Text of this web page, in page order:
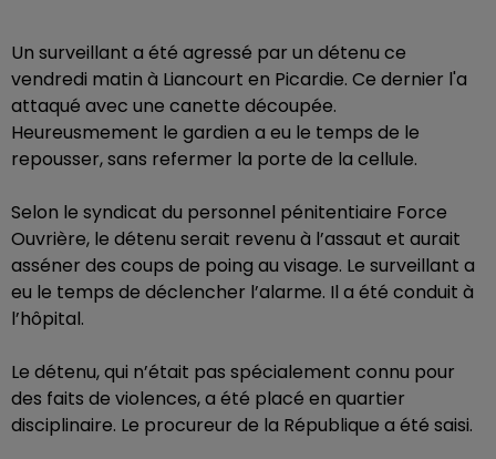
Un surveillant a été agressé par un détenu ce
vendredi matin à Liancourt en Picardie. Ce dernier l'a
attaqué avec une canette découpée.
Heureusmement le gardien a eu le temps de le
repousser, sans refermer la porte de la cellule.
Selon le syndicat du personnel pénitentiaire Force
Ouvrière, le détenu serait revenu à l’assaut et aurait
asséner des coups de poing au visage. Le surveillant a
eu le temps de déclencher l’alarme. Il a été conduit à
l’hôpital.
Le détenu, qui n’était pas spécialement connu pour
des faits de violences, a été placé en quartier
disciplinaire. Le procureur de la République a été saisi.